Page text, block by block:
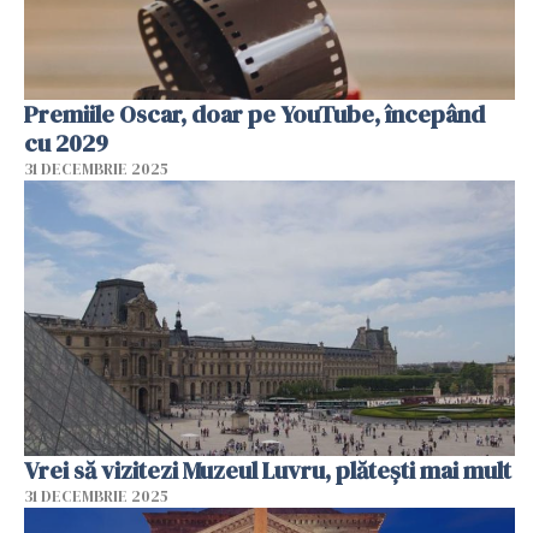
Premiile Oscar, doar pe YouTube, începând
cu 2029
31 DECEMBRIE 2025
Vrei să vizitezi Muzeul Luvru, plătești mai mult
31 DECEMBRIE 2025